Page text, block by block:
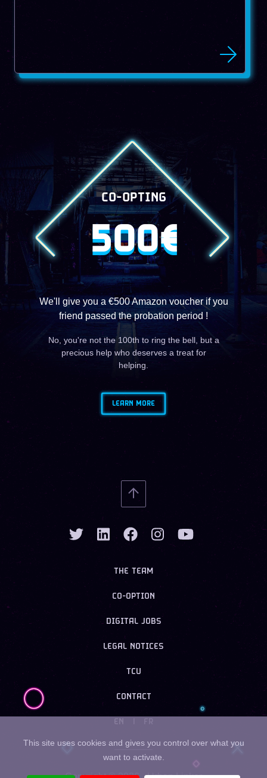
CO-OPTING
500€
We'll give you a €500 Amazon voucher if you
friend passed the probation period !
No, you're not the 100th to ring the bell, but a
precious help who deserves a treat for
helping.
LEARN MORE
THE TEAM
CO-OPTION
DIGITAL JOBS
LEGAL NOTICES
TCU
CONTACT
EN
This site uses cookies and gives you control over what you
want to activate.